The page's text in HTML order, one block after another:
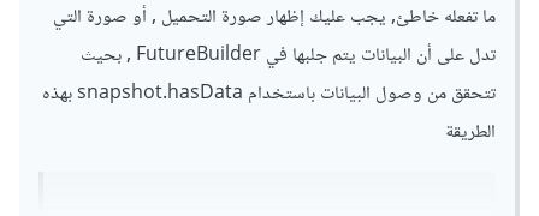
ما تفعله خاطئ, يجب عليك إظهار صورة التحميل , أو صورة التي
تدل على أن البيانات يتم جلبها في FutureBuilder , بحيث
تتحقق من وصول البيانات باستخدام snapshot.hasData بهذه
الطريقة